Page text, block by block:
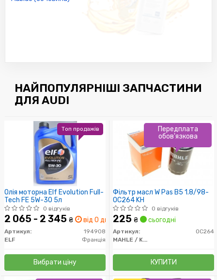
НАЙПОПУЛЯРНІШІ ЗАПЧАСТИНИ
ДЛЯ AUDI
Олія моторна Elf Evolution Full-
Tech FE 5W-30 5л
0 відгуків
2 065 - 2 345 ₴ від 0 дн.
Артикул:
194908
ELF
Франція
Вибрати ціну
Топ продажів
Фільтр масл W Pas B5 1.8/98-
OC264 KH
0 відгуків
225 ₴ сьогодні
Артикул:
OC264
MAHLE / KNECHT
КУПИТИ
Передплата
обов'язкова